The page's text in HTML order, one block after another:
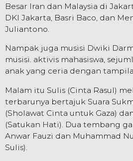
Besar Iran dan Malaysia di
DKI Jakarta, Basri Baco, dan
Juliantono.
Nampak juga musisi Dwiki
musisi. aktivis mahasiswa,
anak yang ceria dengan
Malam itu Sulis (Cinta Rasul)
terbarunya bertajuk Suara
(Sholawat Cinta untuk Gaza)
(Satukan Hati). Dua tembang
Anwar Fauzi dan Muhammad
Sulis).